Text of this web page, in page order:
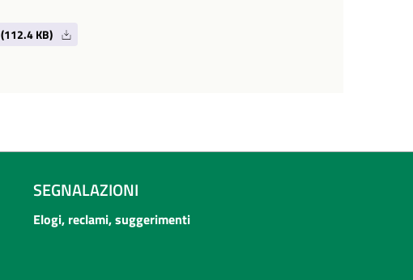
(112.4 KB)
SEGNALAZIONI
Elogi, reclami, suggerimenti